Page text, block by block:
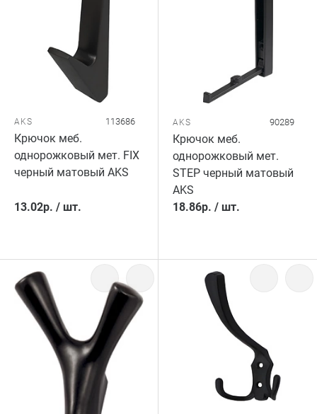
AKS 113686
Крючок меб.
однорожковый мет. FIX
черный матовый AKS
13.02р. / шт.
AKS 90289
Крючок меб.
однорожковый мет.
STEP черный матовый
AKS
18.86р. / шт.